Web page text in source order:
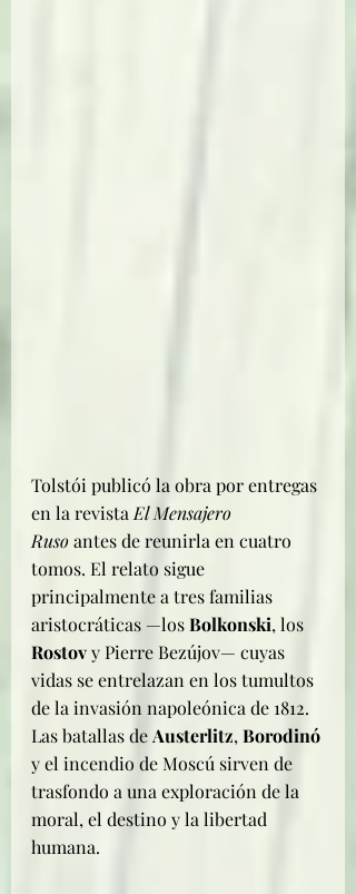
Tolstói publicó la obra por entregas
en la revista El Mensajero
Ruso antes de reunirla en cuatro
tomos. El relato sigue
principalmente a tres familias
aristocráticas —los Bolkonski, los
Rostov y Pierre Bezújov— cuyas
vidas se entrelazan en los tumultos
de la invasión napoleónica de 1812.
Las batallas de Austerlitz, Borodinó
y el incendio de Moscú sirven de
trasfondo a una exploración de la
moral, el destino y la libertad
humana.